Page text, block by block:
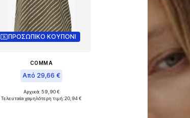
ΠΡΟΣΩΠΙΚΟ ΚΟΥΠΟΝΙ
COMMA
Από 29,66 €
Διαθέσιμο σε πολλά μεγέθη
Αρχικά: 59,90 €
Τελευταία χαμηλότερη τιμή:20,94 €